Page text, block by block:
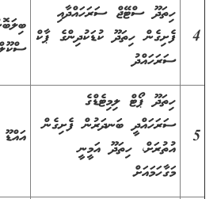
4
ހިތަދޫ ސްޓޭޖް ސަރަހައްދާއި
ފެށިގެން ހިތަދޫ ކުޑަކުދިންގެ ޕާކް
ސަރަހައްދު
5
ހިތަދޫ ޕޯޓް ލިމިޓެޑްގެ
ސަރަހައްދީ ބަނދަރުން ފެށިގެން
އުތުރަށް، ހިތަދޫ އަމީނީ
މަގާހަމައަށް